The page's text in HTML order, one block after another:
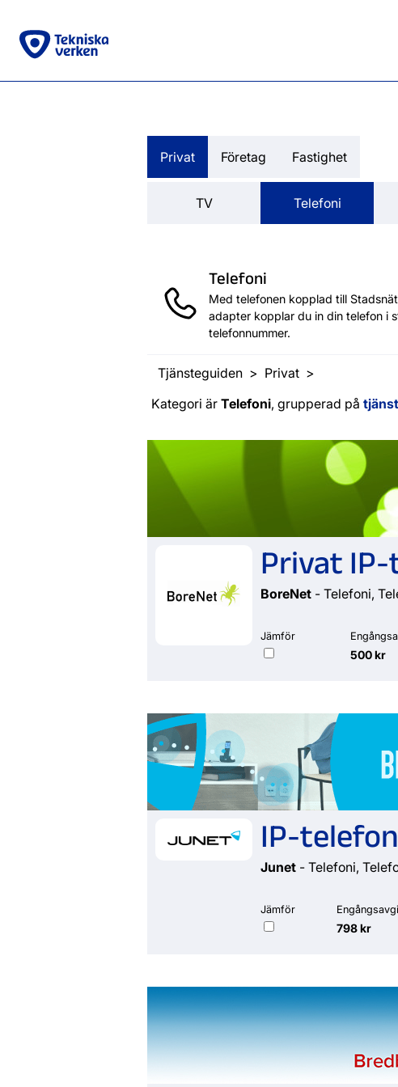
Privat Företag Fastighet
TV Telefoni
Telefoni
Med telefonen kopplad till
adapter kopplar du in din telefon i
telefonnummer.
Tjänsteguiden
Privat
Kategori ärTelefoni, grupperad på
Privat
BoreNet - Telefoni,
Jämför
500 kr
IP-
Junet - Telefoni,
Jämför
798 kr